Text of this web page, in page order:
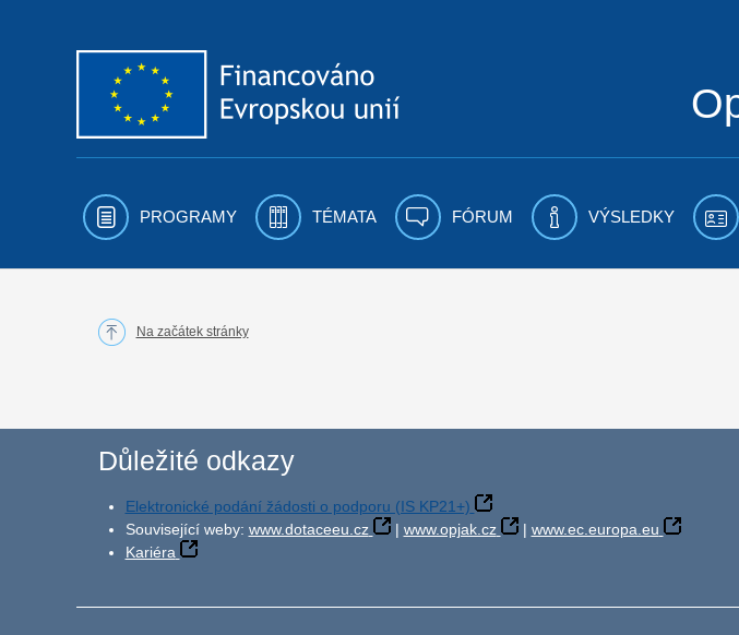
PROGRAMY TÉMATA FÓRUM VÝSLEDKY
Na začátek stránky
Důležité odkazy
Elektronické podání žádosti o podporu (IS KP21+)
Související weby: www.dotaceeu.cz | www.opjak.cz | www.ec.europa.eu
Kariéra